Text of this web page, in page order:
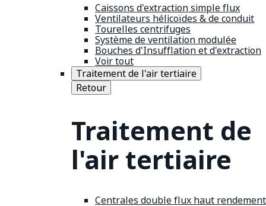
Caissons d'extraction simple flux
Ventilateurs hélicoïdes & de conduit
Tourelles centrifuges
Système de ventilation modulée
Bouches d'Insufflation et d'extraction
Voir tout
Traitement de l'air tertiaire
Retour
Traitement de
l'air tertiaire
Centrales double flux haut rendement